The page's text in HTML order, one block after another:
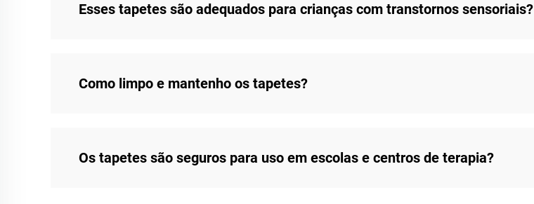
Esses tapetes são adequados para crianças com transtornos sensoriais?
Como limpo e mantenho os tapetes?
Os tapetes são seguros para uso em escolas e centros de terapia?